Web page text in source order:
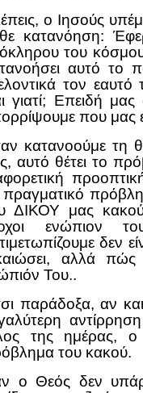
ο Ιησούς
κατανόηση:
του
αυτό το
τον
γιατί; Επειδή
που μας
κατανοούμε τη
αυτό θέτει το
πραγματικό
ΔΙΚΟΥ μας
ενώπιον
δεν
αλλά
Του..
παράδοξα, αν
της ημέρας,
του κακού.
ο Θεός δεν